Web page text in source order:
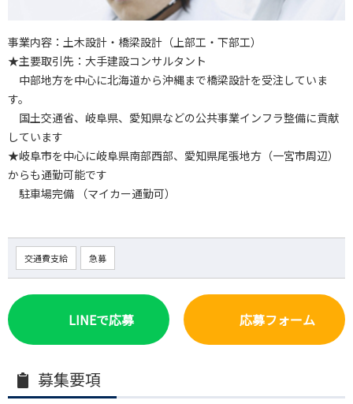
事業内容：土木設計・橋梁設計（上部工・下部工）
★主要取引先：大手建設コンサルタント
中部地方を中心に北海道から沖縄まで橋梁設計を受注していま
す。
国土交通省、岐阜県、愛知県などの公共事業インフラ整備に貢献
しています
★岐阜市を中心に岐阜県南部西部、愛知県尾張地方（一宮市周辺）
からも通勤可能です
駐車場完備 （マイカー通勤可）
交通費支給 急募
LINEで応募 応募フォーム
募集要項